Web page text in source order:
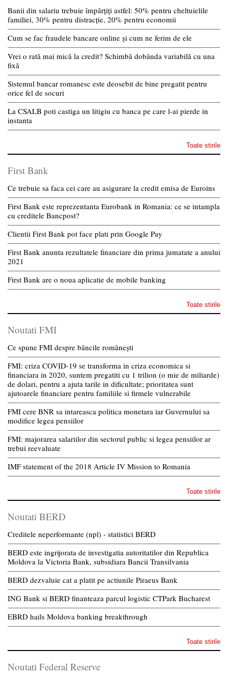
Banii din salariu trebuie împărțiți astfel: 50% pentru cheltuielile
familiei, 30% pentru distracție, 20% pentru economii
Cum se fac fraudele bancare online și cum ne ferim de ele
Vrei o rată mai mică la credit? Schimbă dobânda variabilă cu una
fixă
Sistemul bancar romanesc este deosebit de bine pregatit pentru
orice fel de socuri
La CSALB poti castiga un litigiu cu banca pe care l-ai pierde in
instanta
Toate stirile
First Bank
Ce trebuie sa faca cei care au asigurare la credit emisa de Euroins
First Bank este reprezentanta Eurobank in Romania: ce se intampla
cu creditele Bancpost?
Clientii First Bank pot face plati prin Google Pay
First Bank anunta rezultatele financiare din prima jumatate a anului
2021
First Bank are o noua aplicatie de mobile banking
Toate stirile
Noutati FMI
Ce spune FMI despre băncile românești
FMI: criza COVID-19 se transforma in criza economica si
financiara in 2020, suntem pregatiti cu 1 trilion (o mie de miliarde)
de dolari, pentru a ajuta tarile in dificultate; prioritatea sunt
ajutoarele financiare pentru familiile si firmele vulnerabile
FMI cere BNR sa intareasca politica monetara iar Guvernului sa
modifice legea pensiilor
FMI: majorarea salariilor din sectorul public si legea pensiilor ar
trebui reevaluate
IMF statement of the 2018 Article IV Mission to Romania
Toate stirile
Noutati BERD
Creditele neperformante (npl) - statistici BERD
BERD este ingrijorata de investigatia autoritatilor din Republica
Moldova la Victoria Bank, subsidiara Bancii Transilvania
BERD dezvaluie cat a platit pe actiunile Piraeus Bank
ING Bank si BERD finanteaza parcul logistic CTPark Bucharest
EBRD hails Moldova banking breakthrough
Toate stirile
Noutati Federal Reserve